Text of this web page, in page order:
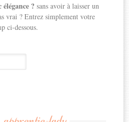
? sans avoir à laisser un
vrai ? Entrez simplement votre
ci-dessous.